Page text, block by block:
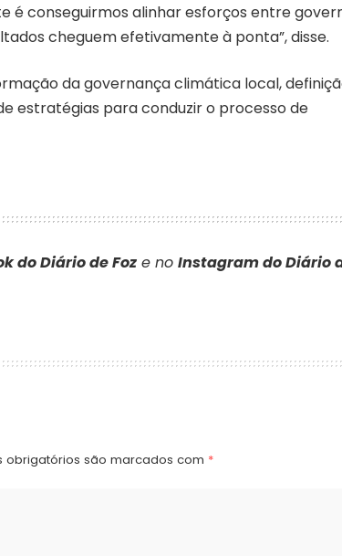
é conseguirmos alinhar esforços entre
cheguem efetivamente à ponta”, disse.
da governança climática local,
estratégias para conduzir o processo de
do Diário de Foz e no Instagram do Diário
obrigatórios são marcados com *